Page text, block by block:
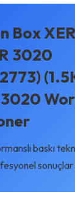
Box
3020
baskı
sonuçlar